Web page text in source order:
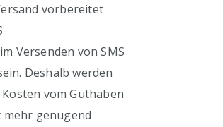
vorbereitet
Versenden von SMS
Deshalb werden
vom Guthaben
genügend